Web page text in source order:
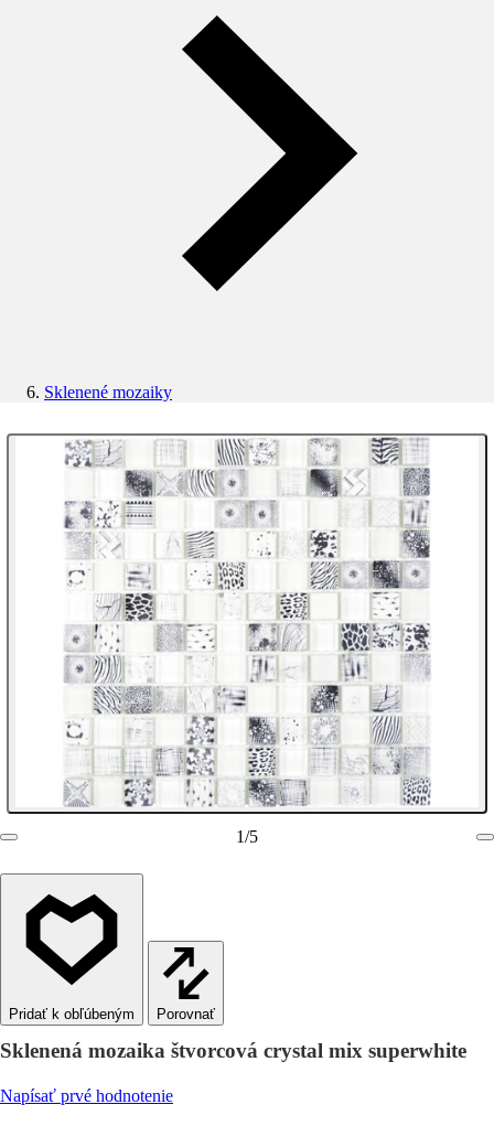
Sklenené mozaiky
1/5
Porovnať
Sklenená mozaika štvorcová crystal mix superwhite
Napísať prvé hodnotenie